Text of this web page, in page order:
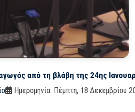
από τη βλάβη της 24ης
Ημερομηνία: Πέμπτη, 18 Δεκεμβρίου